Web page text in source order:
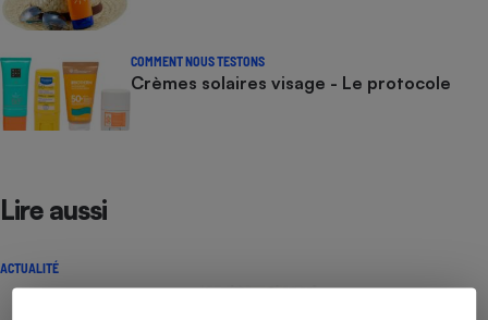
COMMENT NOUS TESTONS
Crèmes solaires visage - Le protocole
Lire aussi
ACTUALITÉ